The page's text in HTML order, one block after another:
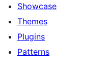
Showcase
Themes
Plugins
Patterns